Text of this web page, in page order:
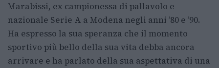
Marabissi, ex campionessa di pallavolo e
nazionale Serie A a Modena negli anni ’80 e ’90.
Ha espresso la sua speranza che il momento
sportivo più bello della sua vita debba ancora
arrivare e ha parlato della sua aspettativa di una